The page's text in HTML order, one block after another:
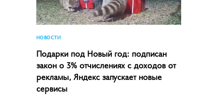
НОВОСТИ
Подарки под Новый год: подписан
закон о 3% отчислениях с доходов от
рекламы, Яндекс запускает новые
сервисы